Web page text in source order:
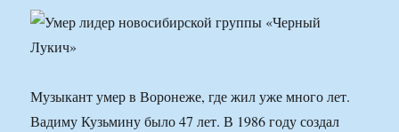
Музыкант умер в Воронеже, где жил уже много лет.
Вадиму Кузьмину было 47 лет. В 1986 году создал